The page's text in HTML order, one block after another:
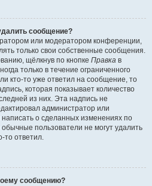
сообщение?
или модератором конференции,
только свои собственные сообщения.
щёлкнув по кнопке Правка в
только в течение ограниченного
кто-то уже ответил на сообщение, то
которая показывает количество
из них. Эта надпись не
администратор или
о сделанных изменениях по
пользователи не могут удалить
то ответил.
сообщению?